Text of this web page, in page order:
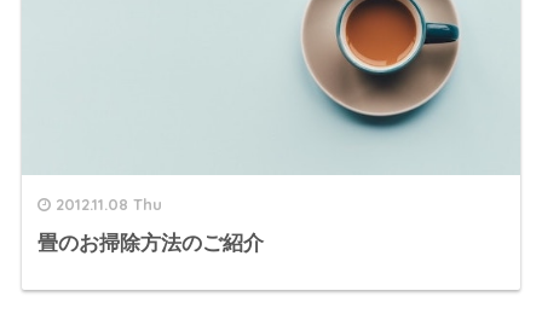
2012.11.08 Thu
畳のお掃除方法のご紹介